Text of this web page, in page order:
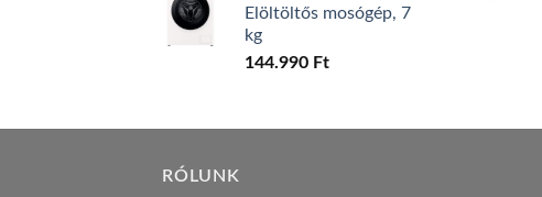
Elöltöltős mosógép, 7
kg
144.990 Ft
RÓLUNK